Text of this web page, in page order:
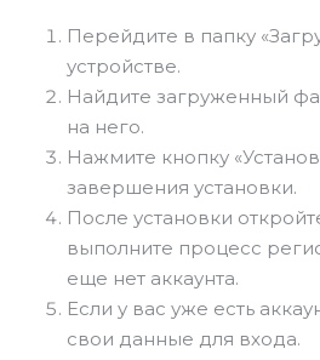
Перейдите в папку
устройстве.
Найдите загруженный
на него.
Нажмите кнопку
завершения установки.
После установки
выполните процесс
еще нет аккаунта.
Если у вас уже есть
свои данные для входа.